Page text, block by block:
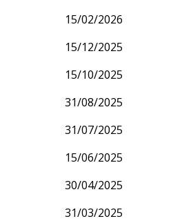
15/02/2026
15/12/2025
15/10/2025
31/08/2025
31/07/2025
15/06/2025
30/04/2025
31/03/2025